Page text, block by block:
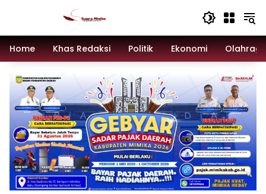
Home
Khas Redaksi Politik Ekonomi